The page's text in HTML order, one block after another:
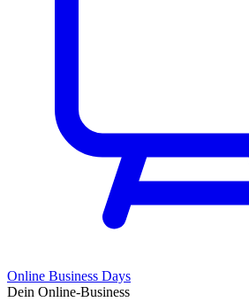
Online Business Days
Dein Online-Business